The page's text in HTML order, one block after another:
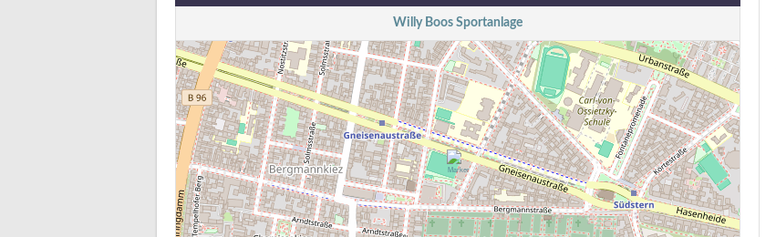
Willy Boos Sportanlage